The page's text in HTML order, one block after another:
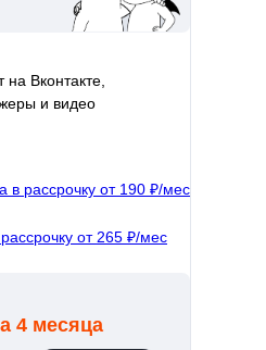
на Вконтакте,
и видео
в рассрочку от 190 ₽/мес
от 265 ₽/мес
4 месяца